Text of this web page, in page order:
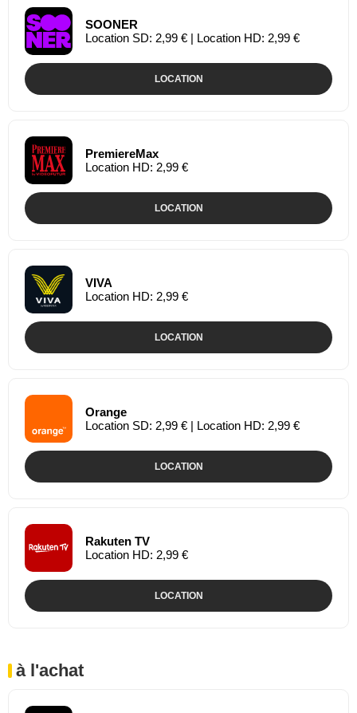
SOONER
Location SD: 2,99 € | Location HD: 2,99 €
LOCATION
PremiereMax
Location HD: 2,99 €
LOCATION
VIVA
Location HD: 2,99 €
LOCATION
Orange
Location SD: 2,99 € | Location HD: 2,99 €
LOCATION
Rakuten TV
Location HD: 2,99 €
LOCATION
à l'achat